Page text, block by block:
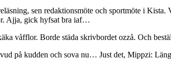
sen redaktionsmöte och sportmöte i
Ajja, gick hyfsat bra iaf…
våfflor. Borde städa skrivbordet ozzå. Och
på kudden och sova nu… Just det, Mippzi: